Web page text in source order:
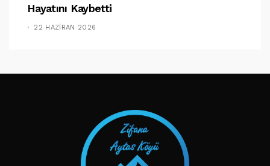
Hayatını Kaybetti
22 HAZIRAN 2026
TAKIP ET